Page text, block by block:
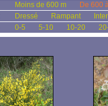
Moins de 600 m De 600
Dressé Rampant
0-5 5-10 10-20